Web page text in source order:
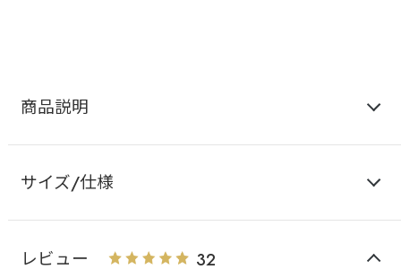
商品説明
サイズ/仕様
レビュー 32